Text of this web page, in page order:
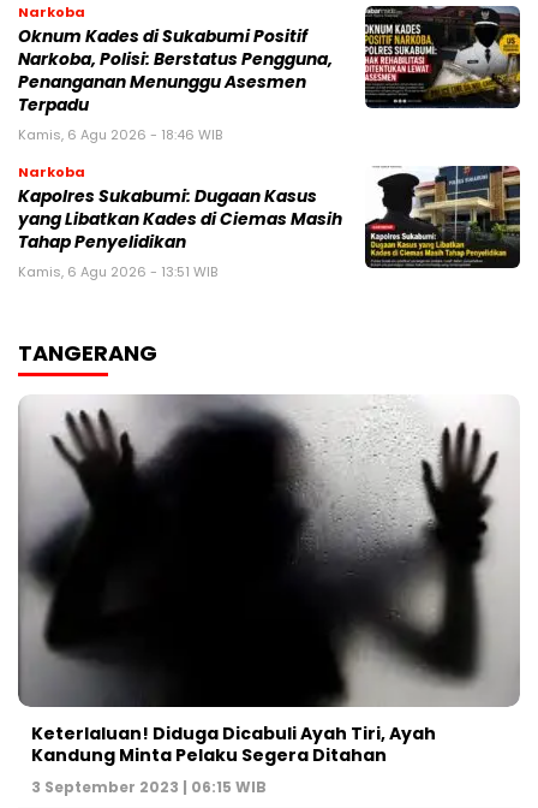
Narkoba
Oknum Kades di Sukabumi Positif
Narkoba, Polisi: Berstatus Pengguna,
Penanganan Menunggu Asesmen
Terpadu
Kamis, 6 Agu 2026 - 18:46 WIB
Narkoba
Kapolres Sukabumi: Dugaan Kasus
yang Libatkan Kades di Ciemas Masih
Tahap Penyelidikan
Kamis, 6 Agu 2026 - 13:51 WIB
TANGERANG
Keterlaluan! Diduga Dicabuli Ayah Tiri, Ayah
Kandung Minta Pelaku Segera Ditahan
3 September 2023 | 06:15 WIB